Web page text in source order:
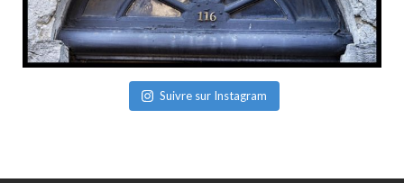
Suivre sur Instagram